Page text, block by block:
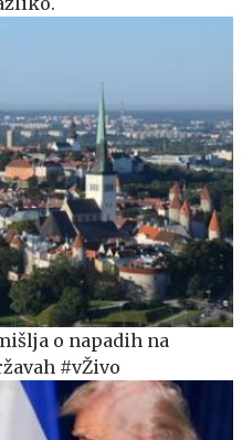
o napadih na
#vŽivo